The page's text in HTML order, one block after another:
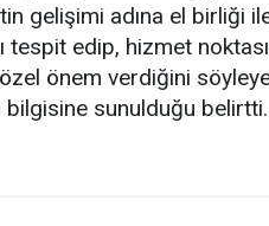
gelişimi adına el birliği
tespit edip, hizmet
önem verdiğini
sunulduğu belirtti.